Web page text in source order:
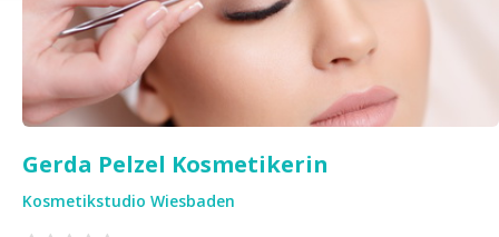
Gerda Pelzel Kosmetikerin
Kosmetikstudio Wiesbaden